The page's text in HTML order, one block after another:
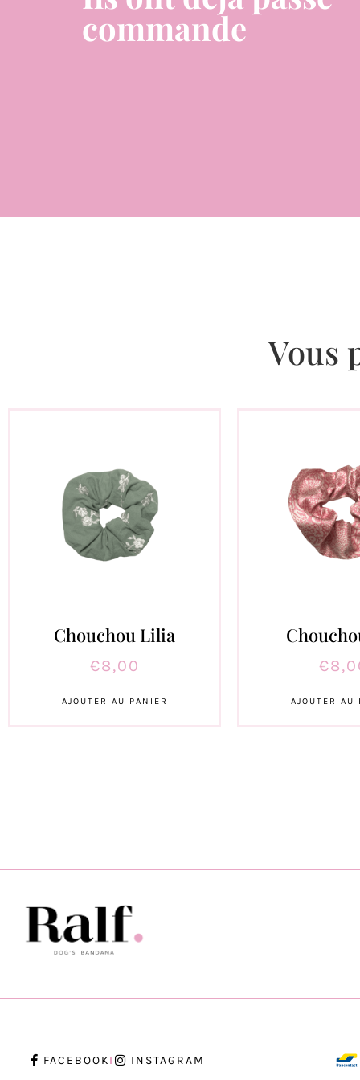
commandeDOG MOM DE CRUMPET
Vous
Chouchou Lilia
€8,00
AJOUTER AU PANIER
€
AJOUTER AU
FACEBOOK INSTAGRAM